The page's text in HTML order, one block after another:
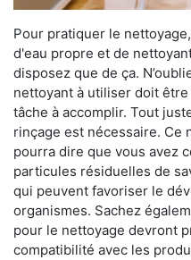
Pour pratiquer le
d'eau propre et de
disposez que de ça.
nettoyant à utiliser doit
tâche à accomplir. Tout
rinçage est nécessaire. Ce
pourra dire que vous avez
particules résiduelles de
qui peuvent favoriser le
organismes. Sachez
pour le nettoyage devront
compatibilité avec les